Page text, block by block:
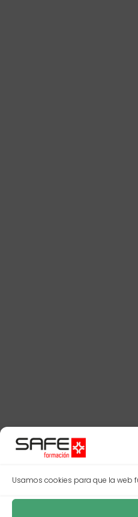
Usamos cookies para que la web